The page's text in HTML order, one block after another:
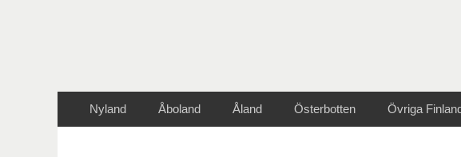
Sekundär meny
Nyland Åboland Åland Österbotten Övriga